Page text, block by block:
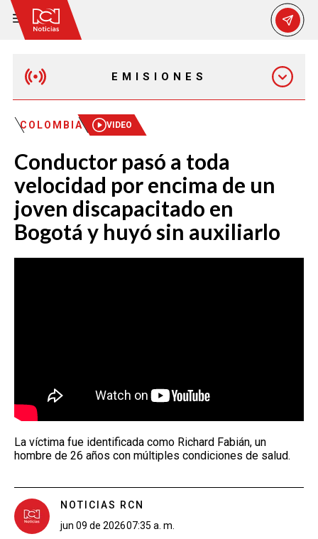
EMISIONES
MAÑANA EXPRESS
EMISIÓN 12:30 PM
EMISIÓN 7:00 PM
EMISIÓN 11:30 PM
COLOMBIA VIDEO
Conductor pasó a toda
velocidad por encima de un
joven discapacitado en
Bogotá y huyó sin auxiliarlo
La víctima fue identificada como Richard Fabián, un
hombre de 26 años con múltiples condiciones de salud.
NOTICIAS RCN
jun 09 de 202607:35 a. m.